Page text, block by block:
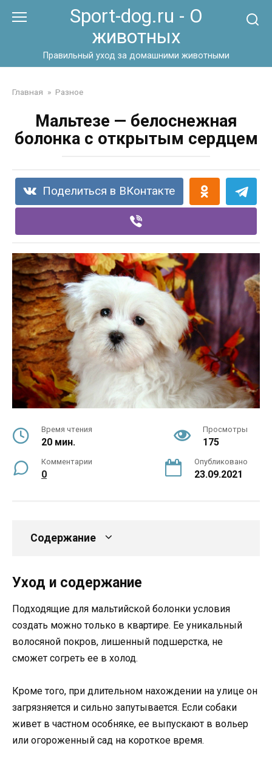
Sport-dog.ru - О
животных
Правильный уход за домашними животными
Главная » Разное
Мальтезе — белоснежная
болонка с открытым сердцем
Поделиться в ВКонтакте
Время чтения
20 мин.
Просмотры
175
Комментарии
0
Опубликовано
23.09.2021
Содержание
Уход и содержание
Подходящие для мальтийской болонки условия
создать можно только в квартире. Ее уникальный
волосяной покров, лишенный подшерстка, не
сможет согреть ее в холод.
Кроме того, при длительном нахождении на улице он
загрязняется и сильно запутывается. Если собаки
живет в частном особняке, ее выпускают в вольер
или огороженный сад на короткое время.